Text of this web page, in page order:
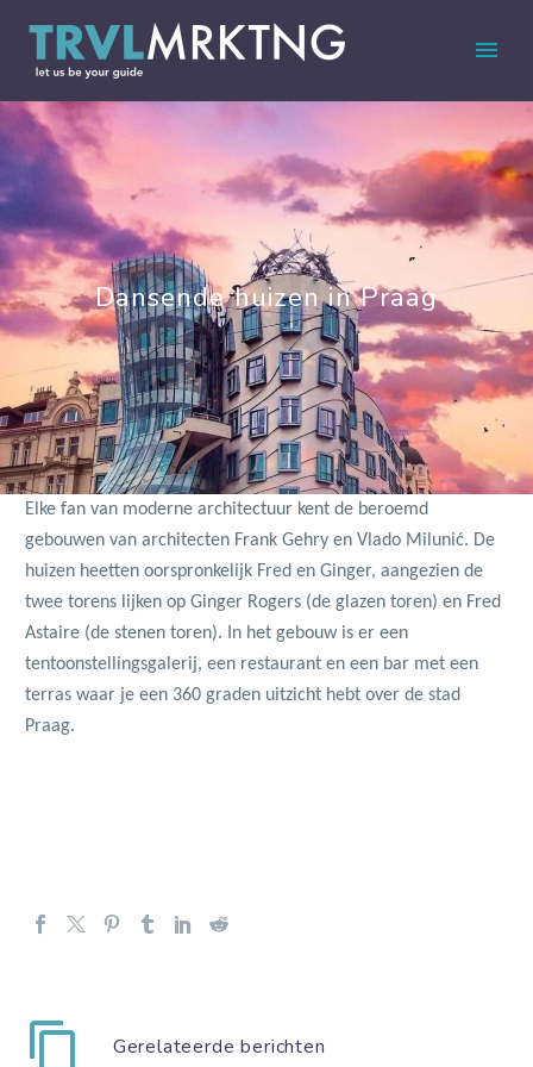
Dansende huizen in Praag
Elke fan van moderne architectuur kent de beroemd
gebouwen van architecten Frank Gehry en Vlado Milunić. De
huizen heetten oorspronkelijk Fred en Ginger, aangezien de
twee torens lijken op Ginger Rogers (de glazen toren) en Fred
Astaire (de stenen toren).
In het gebouw is er een
tentoonstellingsgalerij, een restaurant en een bar met een
terras waar je een 360 graden uitzicht hebt over de stad
Praag.
Gerelateerde berichten